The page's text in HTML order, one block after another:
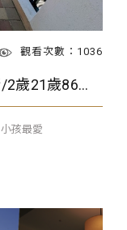
觀看次數：1036
藝人趙小僑 - 淡水福容2天小旅行/2歲21歲86歲全部玩瘋/絕佳海景的親子飯店
小孩最愛